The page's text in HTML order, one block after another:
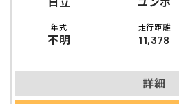
年式
不明
走行距離
11,378
詳細